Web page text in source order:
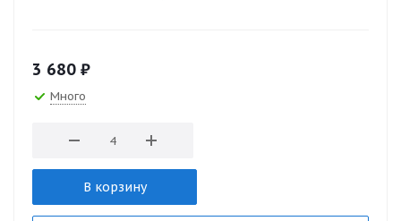
3 680 ₽
Много
В корзину